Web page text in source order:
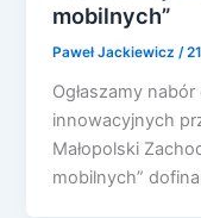
mobilnych”
Paweł Jackiewicz /
Ogłaszamy
innowacyjnych
Małopolski
mobilnych”